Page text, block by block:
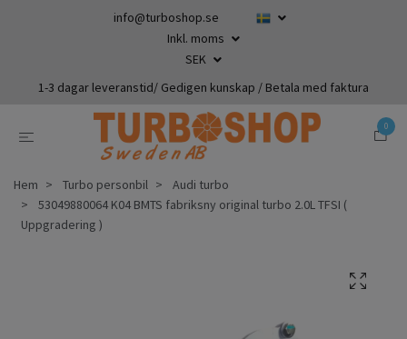
info@turboshop.se
Inkl. moms
SEK
1-3 dagar leveranstid/ Gedigen kunskap / Betala med faktura
0
Hem Turbo personbil
Audi turbo
53049880064 K04 BMTS fabriksny original turbo 2.0L TFSI (
Uppgradering )